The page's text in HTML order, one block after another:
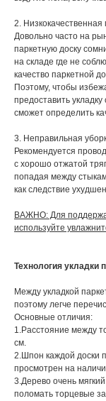
2. Низкокачественная
Довольно часто на
паркетную доску
на складе где не
качество паркетной
Поэтому, чтобы
предоставить
сможет определить
3. Неправильная
Рекомендуется
с хорошо отжатой
попадая между
как следствие
ВАЖНО: Для
используйте
Технология укладки
Между укладкой
поэтому легче
Основные отличия:
1.Расстояние между
см.
2.Шпон каждой доски
просмотрен на
3.Дерево очень
поломать торцевые